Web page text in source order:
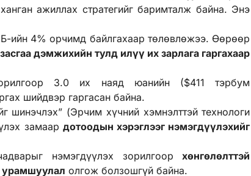
ажиллах стратегийг баримталж байна. Энэ
ийн 4% орчимд байлгахаар төлөвлөжээ. Өөрөөр
дэмжихийн тулд илүү их зарлага гаргахаар
3.0 их наяд юанийн ($411 тэрбум
шийдвэр гаргасан байна.
шинэчлэх” (Эрчим хүчний хэмнэлттэй технологи
замаар дотоодын хэрэглээг нэмэгдүүлэхийг
нэмэгдүүлэх зорилгоорхөнгөлөлттэй
урамшуулал олгож болзошгүй байна.